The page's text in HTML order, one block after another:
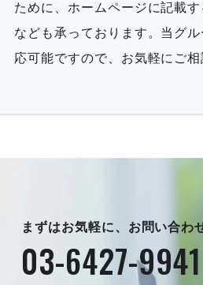
ために、ホームページに記載
なども承っております。当グ
応可能ですので、お気軽にご相
まずはお気軽に、お問い合わ
03-6427-9941